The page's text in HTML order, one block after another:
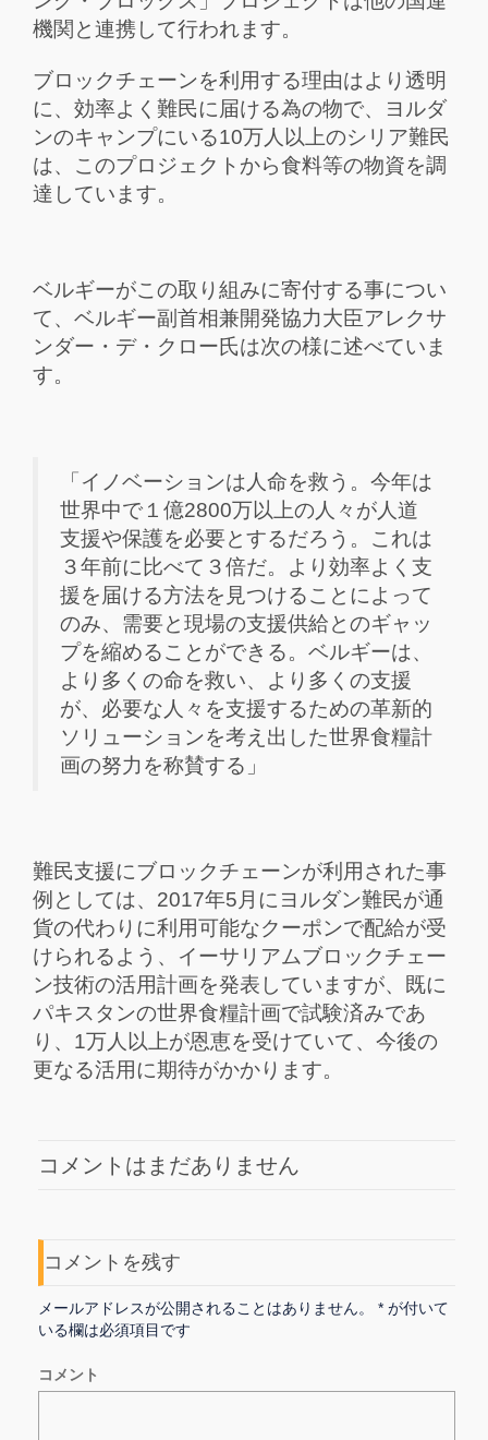
機関と連携して行われます。
ブロックチェーンを利用する理由はより透明
に、効率よく難民に届ける為の物で、ヨルダ
ンのキャンプにいる10万人以上のシリア難民
は、このプロジェクトから食料等の物資を調
達しています。
ベルギーがこの取り組みに寄付する事につい
て、ベルギー副首相兼開発協力大臣アレクサ
ンダー・デ・クロー氏は次の様に述べていま
す。
「イノベーションは人命を救う。今年は
世界中で１億2800万以上の人々が人道
支援や保護を必要とするだろう。これは
３年前に比べて３倍だ。より効率よく支
援を届ける方法を見つけることによって
のみ、需要と現場の支援供給とのギャッ
プを縮めることができる。ベルギーは、
より多くの命を救い、より多くの支援
が、必要な人々を支援するための革新的
ソリューションを考え出した世界食糧計
画の努力を称賛する」
難民支援にブロックチェーンが利用された事
例としては、2017年5月にヨルダン難民が通
貨の代わりに利用可能なクーポンで配給が受
けられるよう、イーサリアムブロックチェー
ン技術の活用計画を発表していますが、既に
パキスタンの世界食糧計画で試験済みであ
り、1万人以上が恩恵を受けていて、今後の
更なる活用に期待がかかります。
コメントはまだありません
コメントを残す
メールアドレスが公開されることはありません。 * が付いて
いる欄は必須項目です
コメント